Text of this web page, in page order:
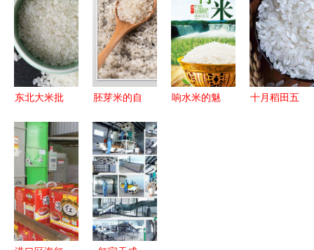
珠，一盒品
味天然稻香
方长粒香的
天然之选
东北大米批
米的长粒香
与珍珠米优
势分析
胚芽米的自
一粒米看健
康饮食新美
学
响水米的魅
十月稻田五